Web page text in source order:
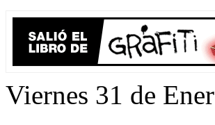
Viernes 31 de